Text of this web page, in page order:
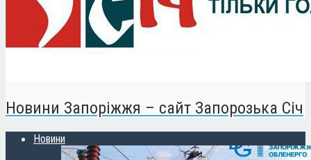
Новини Запоріжжя – сайт Запорозька Січ
Новини